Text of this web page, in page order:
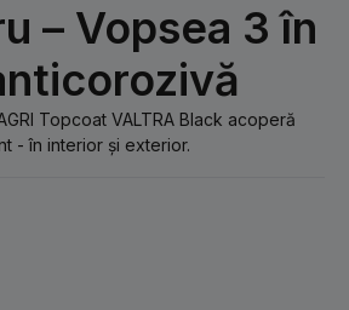
– Vopsea 3 în
Topcoat VALTRA Black acoperă
- în interior și exterior.